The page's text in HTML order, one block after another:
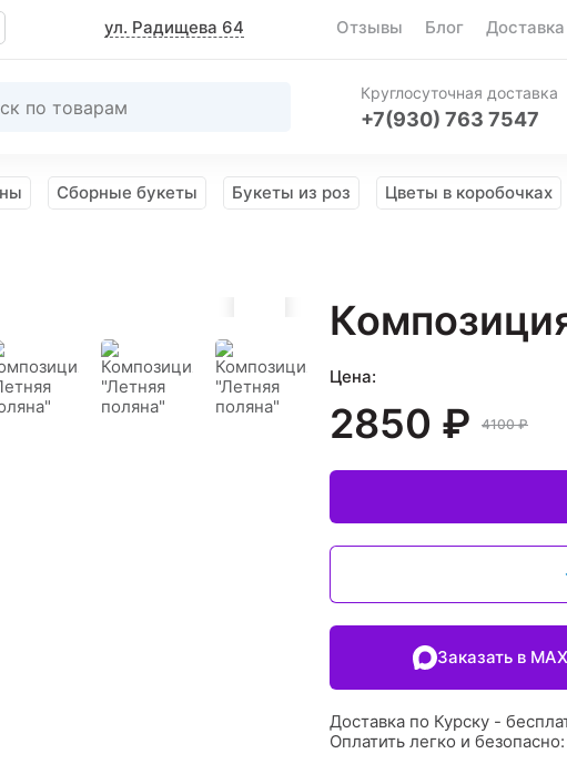
ул. Радищева 64 Отзывы Блог
Круглосуточная доставка
+7(930) 763 7547
Сборные букеты Букеты из роз Цветы в коробочках
Цена:
2850 ₽ 4100 ₽
Заказать в MAX
Доставка по Курску -
Оплатить легко и безопасно: